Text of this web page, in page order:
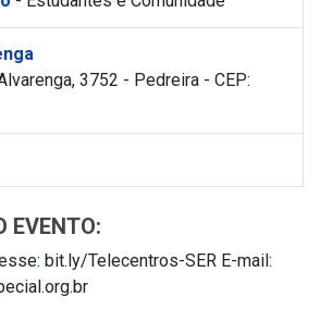
3752 - Pedreira - CEP:
EVENTO:
bit.ly/Telecentros-SER E-mail: